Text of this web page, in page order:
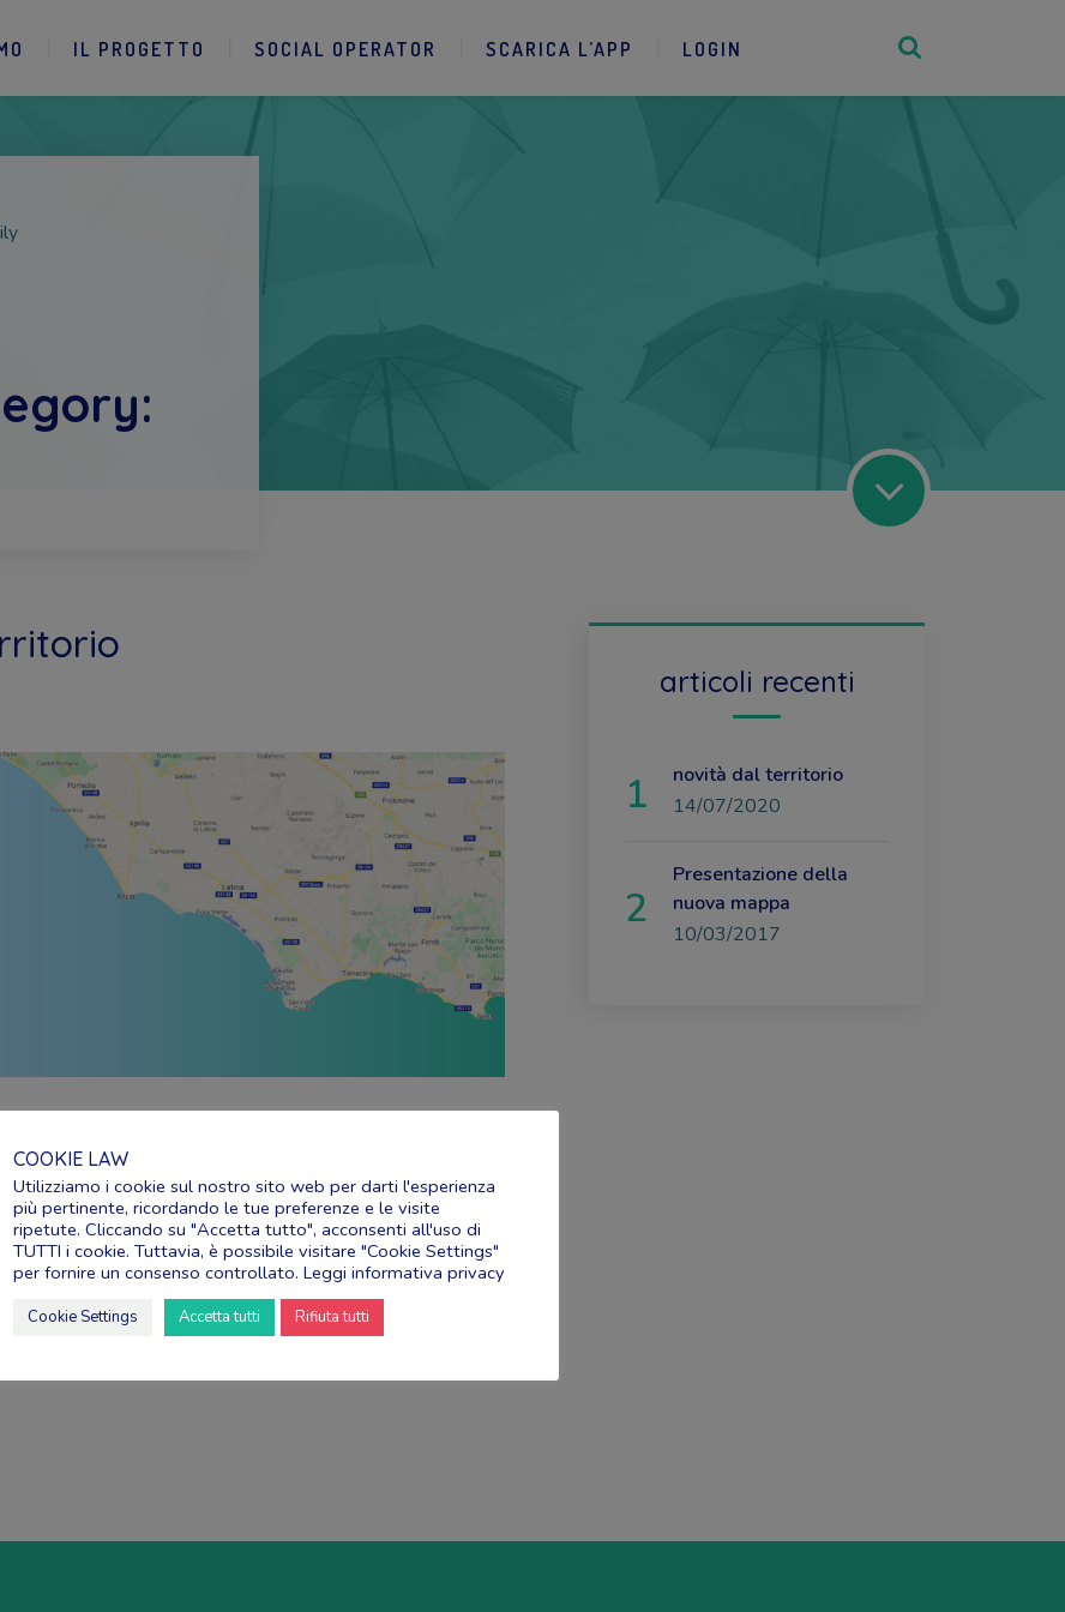
IL PROGETTO SOCIAL OPERATOR SCARICA L’APP LOGIN
text of the printing and typesetting
been the industry’s standard dummy text ever
unknown printer took a galley of ...
articoli recenti
novità dal territorio
14/07/2020
Presentazione della
nuova mappa
10/03/2017
COOKIE LAW
Utilizziamo i cookie sul nostro sito web per darti l'esperienza
più pertinente, ricordando le tue preferenze e le visite
ripetute. Cliccando su "Accetta tutto", acconsenti all'uso di
TUTTI i cookie. Tuttavia, è possibile visitare "Cookie Settings"
per fornire un consenso controllato. Leggi informativa privacy
Cookie Settings Accetta tutti Rifiuta tutti